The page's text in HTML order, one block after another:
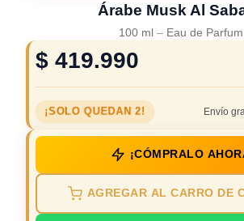
Árabe Musk Al
100 ml – Eau de Parfum
$ 419.990
¡SOLO QUEDAN 2! Envío
¡CÓMPRALO
AGREGAR AL CARRO DE